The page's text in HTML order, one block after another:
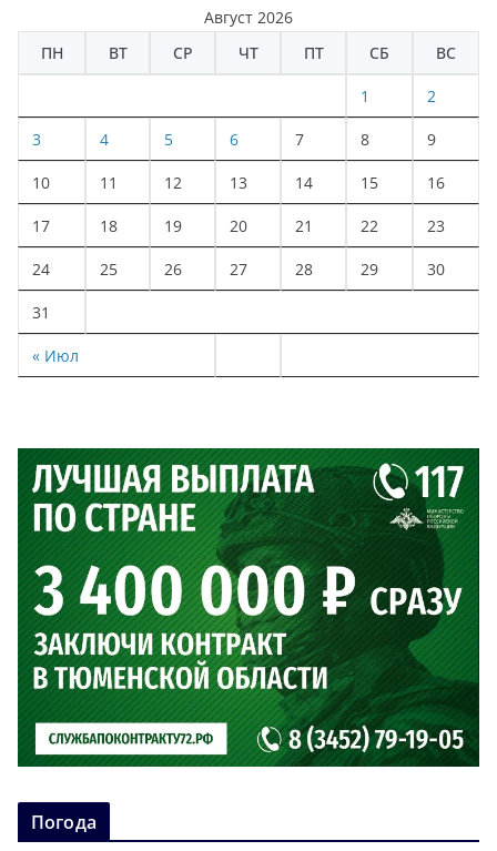
Август 2026
ПН
ВТ СР ЧТ ПТ СБ ВС
« Июл
1 2
3 4 5 6 7 8 9
10 11 12 13 14 15 16
17 18 19 20 21 22 23
24 25 26 27 28 29 30
31
Погода